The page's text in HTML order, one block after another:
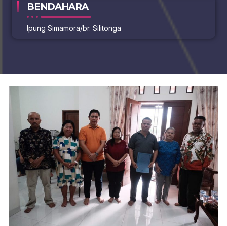
BENDAHARA
Ipung Simamora/br. Silitonga